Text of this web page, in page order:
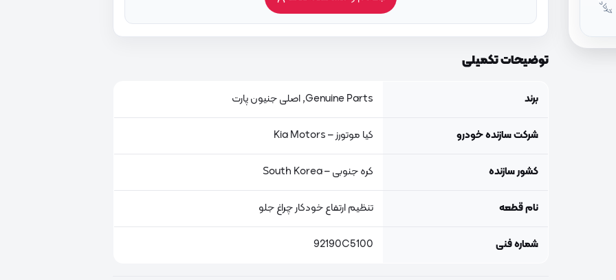
د
۳
توضیحات تکمیلی
برند Genuine Parts, اصلی جنیون پارت
شرکت سازنده خودرو کیا موتورز – Kia Motors
کشور سازنده کره جنوبی – South Korea
نام قطعه تنظیم ارتفاع خودکار چراغ جلو
شماره فنی 92190C5100